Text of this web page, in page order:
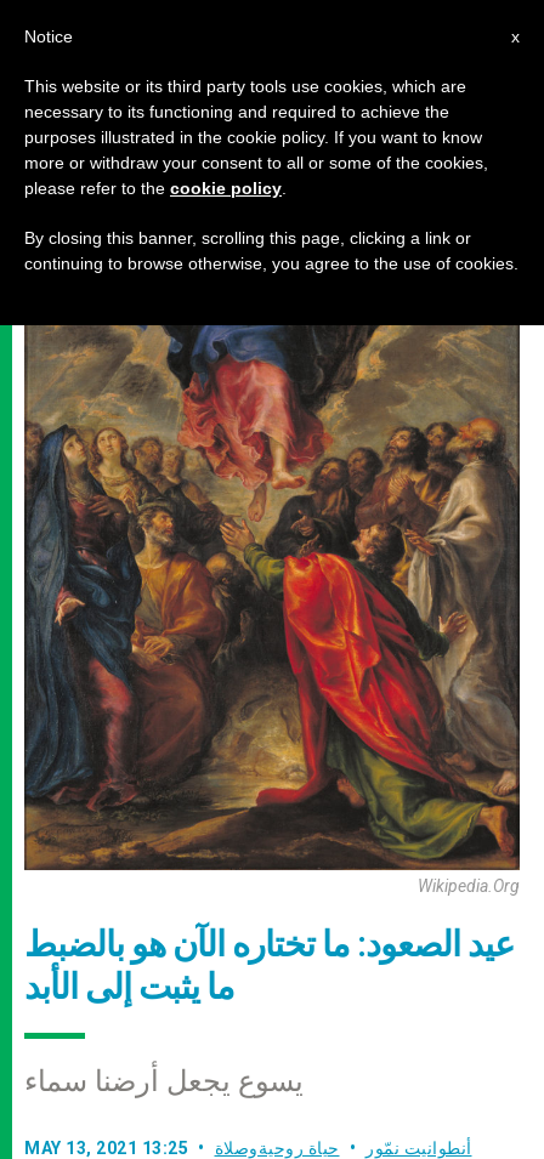
حياة روحيةوصلاة
Wikipedia.org
عيد الصعود: ما تختاره الآن هو بالضبط
ما يثبت إلى الأبد
يسوع يجعل أرضنا سماء
MAY 13, 2021 13:25 أنطوانيت نمّور حياة روحيةوصلاة
x
Notice
This website or its third party tools use cookies, which are
necessary to its functioning and required to achieve the
purposes illustrated in the cookie policy. If you want to know
more or withdraw your consent to all or some of the cookies,
please refer to the cookie policy
By closing this banner, scrolling this page, clicking a link or
continuing to browse otherwise, you agree to the use of cookies.